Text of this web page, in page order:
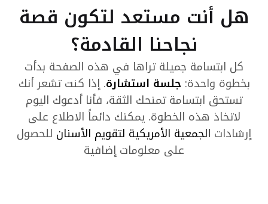
هل أنت مستعد لتكون قصة
نجاحنا القادمة؟
كل ابتسامة جميلة تراها في هذه الصفحة بدأت
بخطوة واحدة: جلسة استشارة. إذا كنت تشعر أنك
تستحق ابتسامة تمنحك الثقة، فأنا أدعوك اليوم
لاتخاذ هذه الخطوة. يمكنك دائماً الاطلاع على
إرشادات الجمعية الأمريكية لتقويم الأسنان للحصول
على معلومات إضافية